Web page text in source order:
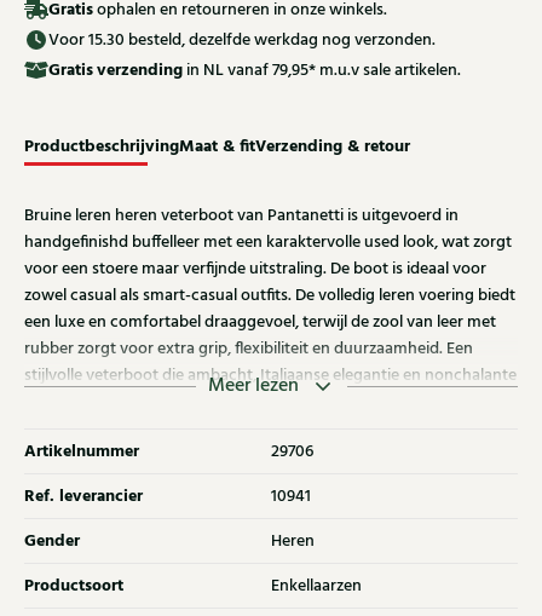
Gratisophalen en retourneren in onze winkels.
Voor 15.30 besteld, dezelfde werkdag nog verzonden.
Gratisverzending in NL vanaf 79,95* m.u.v sale artikelen.
ProductbeschrijvingMaat & fitVerzending & retour
Bruine leren heren veterboot van Pantanetti is uitgevoerd in
handgefinishd buffelleer met een karaktervolle used look, wat zorgt
voor een stoere maar verfijnde uitstraling. De boot is ideaal voor
zowel casual als smart-casual outfits. De volledig leren voering biedt
een luxe en comfortabel draaggevoel, terwijl de zool van leer met
rubber zorgt voor extra grip, flexibiliteit en duurzaamheid. Een
stijlvolle veterboot die ambacht, Italiaanse elegantie en nonchalante
Meer lezen
Artikelnummer 29706
Ref. leverancier 10941
Gender Heren
Productsoort Enkellaarzen